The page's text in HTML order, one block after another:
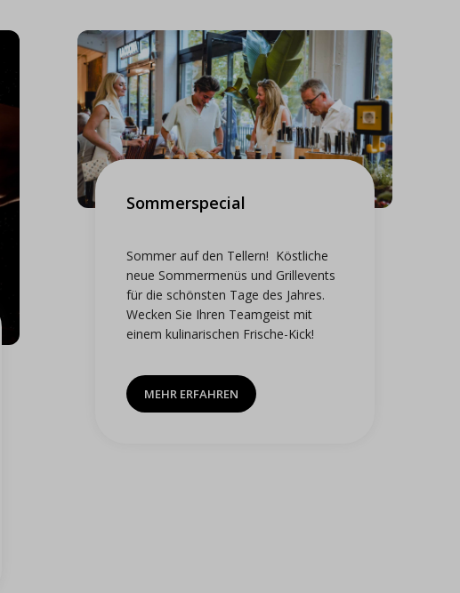
Sommerspecial
Sommer auf den Tellern! Köstliche
neue Sommermenüs und Grillevents
für die schönsten Tage des Jahres.
Wecken Sie Ihren Teamgeist mit
einem kulinarischen Frische-Kick!
MEHR ERFAHREN